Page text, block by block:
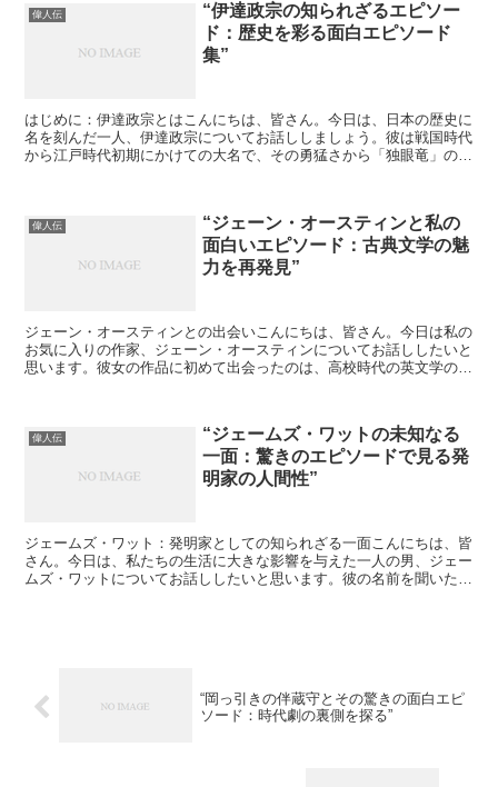
偉人伝
“伊達政宗の知られざるエピソー
ド：歴史を彩る面白エピソード
集”
はじめに：伊達政宗とはこんにちは、皆さん。今日は、日本の歴史に
名を刻んだ一人、伊達政宗についてお話ししましょう。彼は戦国時代
から江戸時代初期にかけての大名で、その勇猛さから「独眼竜」の異
偉人伝
“ジェーン・オースティンと私の
面白いエピソード：古典文学の魅
力を再発見”
ジェーン・オースティンとの出会いこんにちは、皆さん。今日は私の
お気に入りの作家、ジェーン・オースティンについてお話ししたいと
思います。彼女の作品に初めて出会ったのは、高校時代の英文学の授
偉人伝
“ジェームズ・ワットの未知なる
一面：驚きのエピソードで見る発
明家の人間性”
ジェームズ・ワット：発明家としての知られざる一面こんにちは、皆
さん。今日は、私たちの生活に大きな影響を与えた一人の男、ジェー
ムズ・ワットについてお話ししたいと思います。彼の名前を聞いたこ
“岡っ引きの伴蔵守とその驚きの面白エピ
ソード：時代劇の裏側を探る”